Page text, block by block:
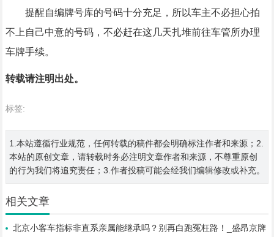
提醒自编牌号库的号码十分充足，所以车主不必担心拍
不上自己中意的号码，不必赶在这几天扎堆前往车管所办理
车牌手续。
转载请注明出处。
标签:
1.本站遵循行业规范，任何转载的稿件都会明确标注作者和来源；2.
本站的原创文章，请转载时务必注明文章作者和来源，不尊重原创
的行为我们将追究责任；3.作者投稿可能会经我们编辑修改或补充。
相关文章
北京小客车指标非直系亲属能继承吗？别再白跑冤枉路！_盛昂京牌